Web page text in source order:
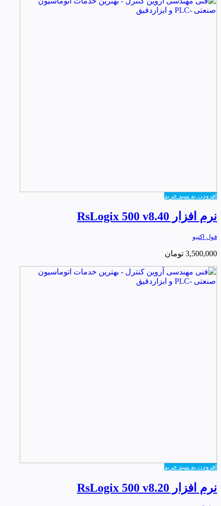
افزودن به سبد خرید
نرم افزار RsLogix 500 v8.40
فول اکتیو
3,500,000 تومان
افزودن به سبد خرید
نرم افزار RsLogix 500 v8.20